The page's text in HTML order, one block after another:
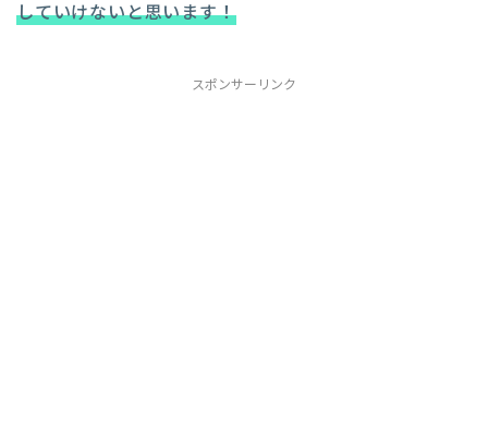
していけないと思います！
スポンサーリンク